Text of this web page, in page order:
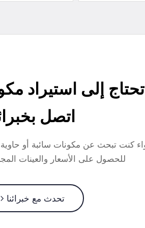
إلى استيراد
اتصل
كنت تبحث عن مكونات سائبة أو
للحصول على الأسعار والعينات
تحدث مع خبرائنا